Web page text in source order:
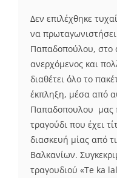
Δεν επιλέχθηκε
να
Παπαδοπούλου,
ανερχόμενος και
διαθέτει όλο το
έκπληξη, μέσα από
Παπαδοπουλου μας
τραγούδι που έχει
διασκευή μίας από
Βαλκανίων.
τραγουδιού «Te ka